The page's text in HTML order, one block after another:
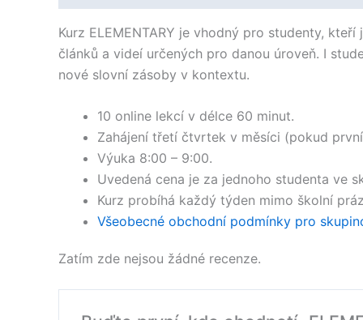
Kurz ELEMENTARY je vhodný pro studenty,
článků a videí určených pro danou úroveň. I
nové slovní zásoby v kontextu.​
10 online lekcí v délce 60 minut.
Zahájení třetí čtvrtek v měsíci (pokud
Výuka 8:00 – 9:00.
Uvedená cena je za jednoho studenta ve
Kurz probíhá každý týden mimo školní
Všeobecné obchodní podmínky pro
Zatím zde nejsou žádné recenze.